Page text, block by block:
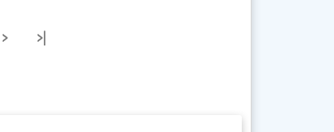
> >|